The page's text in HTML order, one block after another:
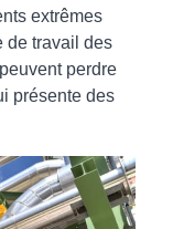
extrêmes
de travail des
perdre
présente des